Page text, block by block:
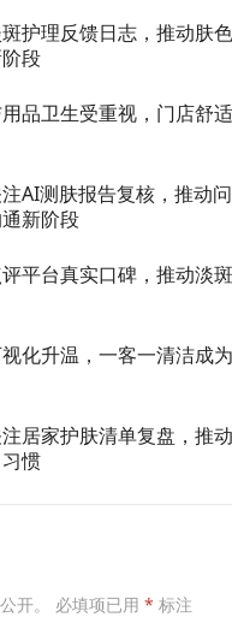
护理反馈日志，推动肤
段
品卫生受重视，门店舒
AI测肤报告复核，推动
新阶段
平台真实口碑，推动淡
化升温，一客一清洁成
居家护肤清单复盘，推
惯
开。 必填项已用* 标注